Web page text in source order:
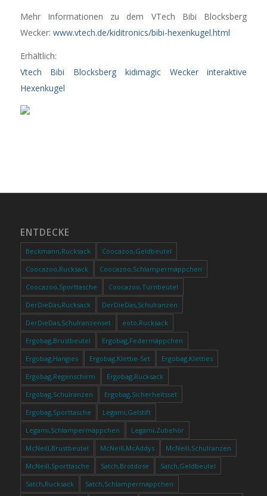
Mehr Informationen zu dem VTech Bibi Blocksberg
Wecker: www.vtech.de/kiditronics/bibi-hexenkugel.html
Erhältlich:
Vtech Bibi Blocksberg kidimagic Wecker interaktive
Hexenkugel
ENTDECKE
Beckmann,Rucksack
Coocazoo,Geldbeutel
Coocazoo,Rucksack
Coocazoo,Schlampermäppchen
Coocazoo,Sporttasche
Coocazoo,Turnbeutel
DerDieDas,Rucksack
DerDieDas,Schulranzen
DerDieDas,Schulranzenset
eoto,Rucksack
Ergobag,Brustbeutel
Ergobag,Federmäppchen
Ergobag,Hangies
Ergobag,Klettie-Set
Ergobag,Kletties
Ergobag,Regenschirm
Ergobag,Rucksack
Ergobag,Schulranzen
Ergobag,Sicherheitsset
Ergobag,Sporttasche
Legami,Gelstift
Legami,Schlampermäppchen
Legami,Zubehör
McNeill,Brustbeutel
McNeill,McAddys
McNeill,Schulranzen
McNeill,Sporttasche
Satch,Brotdose
Satch,Geldbeutel
Satch,Rucksack
Satch,Schlampermäppchen